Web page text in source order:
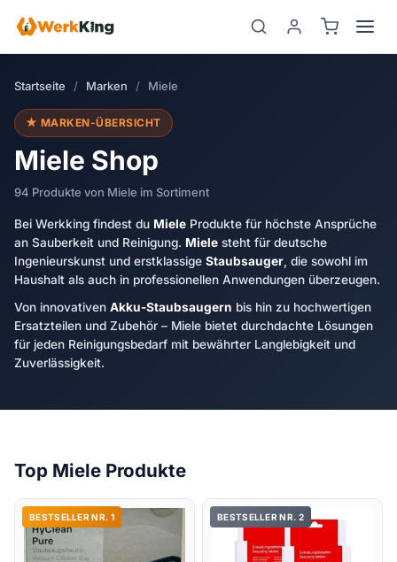
Inhalt
springen
Startseite / Marken / Miele
★ MARKEN-ÜBERSICHT
Miele Shop
94 Produkte von Miele im Sortiment
Bei Werkking findest du Miele Produkte für höchste Ansprüche
an Sauberkeit und Reinigung. Miele steht für deutsche
Ingenieurskunst und erstklassige Staubsauger , die sowohl im
Haushalt als auch in professionellen Anwendungen überzeugen.
Von innovativen Akku-Staubsaugern bis hin zu hochwertigen
Ersatzteilen und Zubehör – Miele bietet durchdachte Lösungen
für jeden Reinigungsbedarf mit bewährter Langlebigkeit und
Zuverlässigkeit.
Top Miele Produkte
BESTSELLER NR. 1 BESTSELLER NR. 2